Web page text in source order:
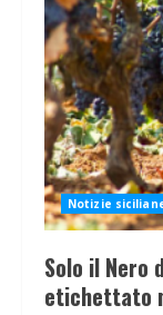
Notizie
Solo il Nero
etichettato